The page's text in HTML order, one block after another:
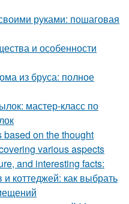
руками: пошаговая
и особенности
из бруса: полное
мастер-класс по
on the thought
various aspects
and interesting facts:
коттеджей: как выбрать